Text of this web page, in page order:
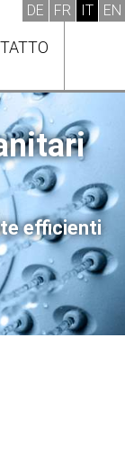
efficienti